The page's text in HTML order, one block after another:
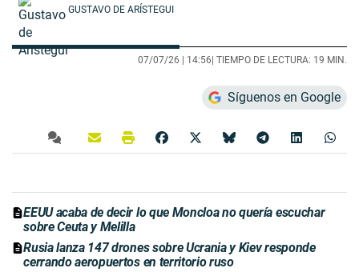
GUSTAVO DE ARÍSTEGUI
07/07/26 | 14:56| TIEMPO DE LECTURA: 19 MIN.
Síguenos en Google
EEUU acaba de decir lo que Moncloa no quería escuchar
sobre Ceuta y Melilla
Rusia lanza 147 drones sobre Ucrania y Kiev responde
cerrando aeropuertos en territorio ruso